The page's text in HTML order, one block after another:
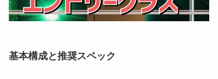
基本構成と推奨スペック